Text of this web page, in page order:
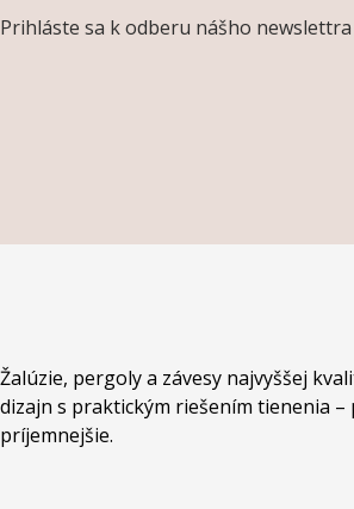
Prihláste sa k odberu nášho
Žalúzie, pergoly a závesy najvyššej
dizajn s praktickým riešením tienenia
príjemnejšie.